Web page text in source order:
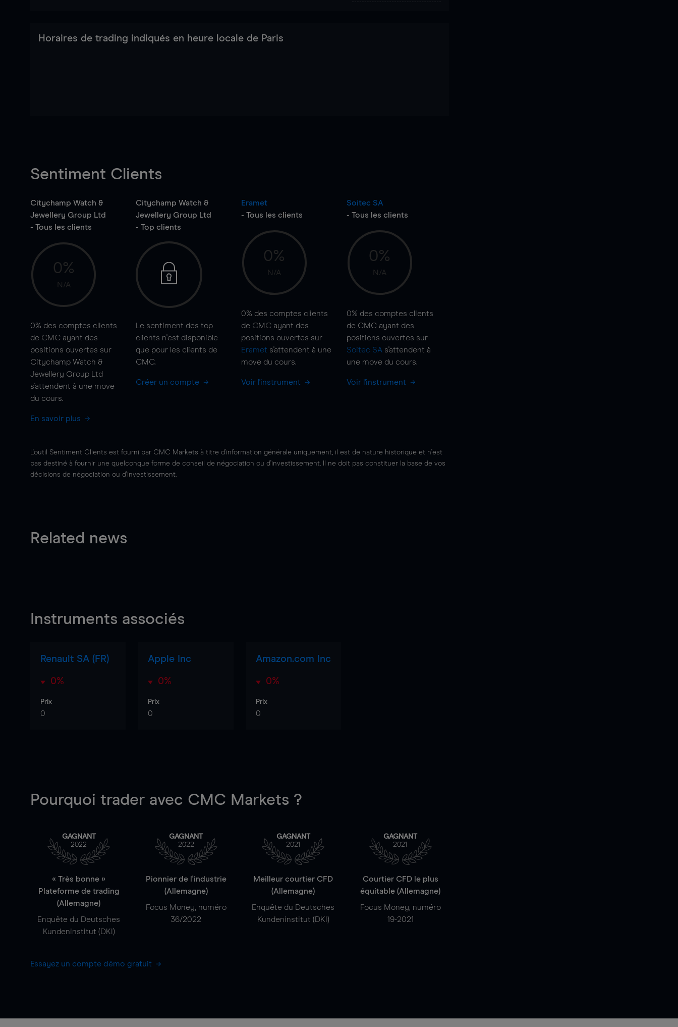
Horaires de trading indiqués en heure locale de Paris
Sentiment Clients
Citychamp Watch &
Jewellery Group Ltd
- Tous les clients
0%
N/A
0% des comptes clients
de CMC ayant des
positions ouvertes sur
Citychamp Watch &
Jewellery Group Ltd
s'attendent à une move
du cours.
En savoir plus
Citychamp Watch &
Jewellery Group Ltd
- Top clients
Le sentiment des top
clients n'est disponible
que pour les clients de
CMC.
Créer un compte
Eramet
- Tous les clients
0%
N/A
0% des comptes clients
de CMC ayant des
positions ouvertes sur
Eramet s'attendent à une
move du cours.
Voir l'instrument
Soitec SA
- Tous les clients
0%
N/A
0% des comptes clients
de CMC ayant des
positions ouvertes sur
Soitec SA s'attendent à
une move du cours.
Voir l'instrument
L'outil Sentiment Clients est fourni par CMC Markets à titre d'information générale uniquement, il est de nature historique et n'est
pas destiné à fournir une quelconque forme de conseil de négociation ou d'investissement. Il ne doit pas constituer la base de vos
décisions de négociation ou d'investissement.
Related news
Instruments associés
Renault SA (FR)
0%
Prix
0
Apple Inc
0%
Prix
0
Amazon.com Inc
0%
Prix
0
Pourquoi trader avec CMC Markets ?
GAGNANT
2022
« Très bonne »
Plateforme de trading
(Allemagne)
Enquête du Deutsches
Kundeninstitut (DKI)
GAGNANT
2022
Pionnier de l'industrie
(Allemagne)
Focus Money, numéro
36/2022
GAGNANT
2021
Meilleur courtier CFD
(Allemagne)
Enquête du Deutsches
Kundeninstitut (DKI)
GAGNANT
2021
Courtier CFD le plus
équitable (Allemagne)
Focus Money, numéro
19-2021
Essayez un compte démo gratuit